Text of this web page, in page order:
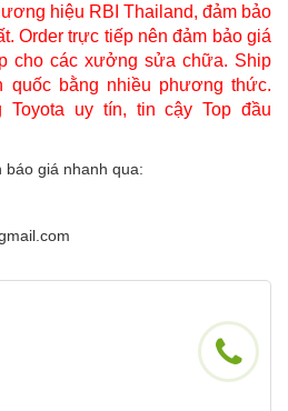
hiệu RBI Thailand, đảm bảo
Order trực tiếp nên đảm bảo giá
cho các xưởng sửa chữa. Ship
quốc bằng nhiều phương thức.
Toyota uy tín, tin cậy Top đầu
giá nhanh qua: